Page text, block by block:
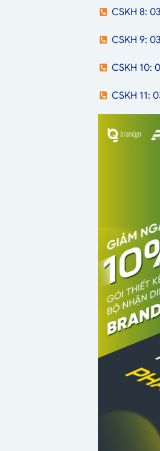
CSKH 8:
CSKH 9:
CSKH 10:
CSKH 11: